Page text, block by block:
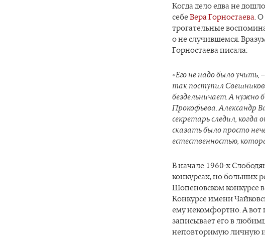
Когда дело едва не
себе Вера Горностаева. О
трогательные
о не случившемся.
Горностаева писала:
«Его не надо было
так поступил
бездельничает. А нужно
Прокофьева. Александр
секретарь следил, когда
сказать было просто
естественностью,
В начале 1960-х
конкурсах, но больших
Шопеновском конкурсе
Конкурсе имени
ему некомфортно. А вот
записывает его в
неповторимую личную